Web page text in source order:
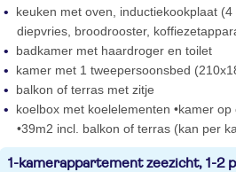
keuken met oven, inductiekookplaat
diepvries, broodrooster,
badkamer met haardroger en toilet
kamer met 1 tweepersoonsbed
balkon of terras met zitje
koelbox met koelelementen •kamer
•39m2 incl. balkon of terras (kan per
1-kamerappartement zeezicht, 1-2